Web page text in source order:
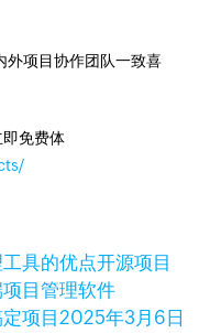
外项目协作团队一致喜
即免费体
具的优点开源项目
目管理软件
项目2025年3月6日